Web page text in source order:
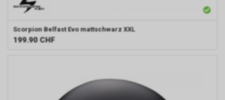
Scorpion Belfast Evo mattschwarz XXL
199.90 CHF